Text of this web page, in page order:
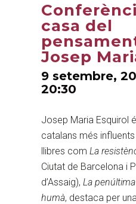
casa del
Josep
9 setembre,
20:30
Josep Maria Esquirol
catalans més
llibres com La
Ciutat de Barcelona i
d’Assaig), La
humà, destaca per